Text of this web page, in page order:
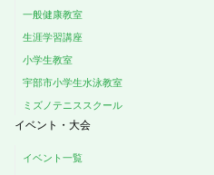
一般健康教室
生涯学習講座
小学生教室
宇部市小学生水泳教室
ミズノテニススクール
イベント・大会
イベント一覧